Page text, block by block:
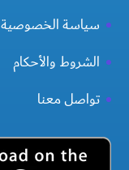
سياسة الخصوصية
الشروط والأحكام
تواصل معنا